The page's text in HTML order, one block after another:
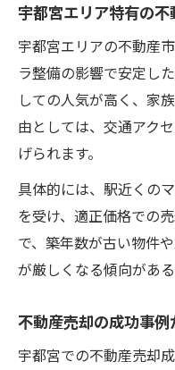
宇都宮で信頼
ト
不動産売却で
宇都宮で売却
準
高く売るための
不動産売却で
宇都宮で有利
査定結果を活
ック
宇都宮エリア特有の
宇都宮エリアの不動産
ラ整備の影響で安定し
しての人気が高く、家
由としては、交通アク
げられます。
具体的には、駅近くの
を受け、適正価格での
で、築年数が古い物件
が厳しくなる傾向があ
不動産売却の成功事
宇都宮での不動産売却